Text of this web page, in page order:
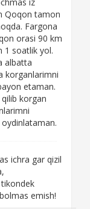
Qoqon tamon
Fargona
orasi 90 km
1 soatlik yol.
albatta
korganlarimni
etaman.
korgan
ichra gar qizil
emish!